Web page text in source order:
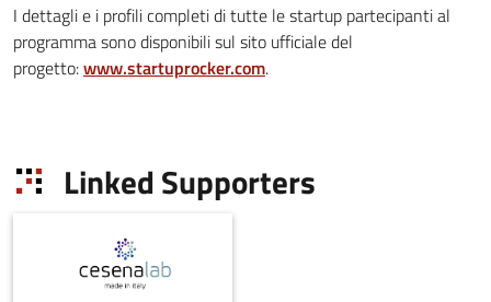
I dettagli e i profili completi di tutte le startup partecipanti al
programma sono disponibili sul sito ufficiale del
progetto:www.startuprocker.com.
Linked Supporters